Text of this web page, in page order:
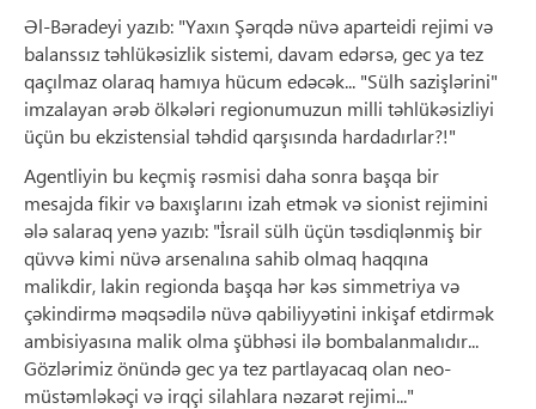
Əl-Bəradeyi yazıb: "Yaxın Şərqdə nüvə aparteidi rejimi və
balanssız təhlükəsizlik sistemi, davam edərsə, gec ya tez
qaçılmaz olaraq hamıya hücum edəcək... "Sülh sazişlərini"
imzalayan ərəb ölkələri regionumuzun milli təhlükəsizliyi
üçün bu ekzistensial təhdid qarşısında hardadırlar?!"
Agentliyin bu keçmiş rəsmisi daha sonra başqa bir
mesajda fikir və baxışlarını izah etmək və sionist rejimini
ələ salaraq yenə yazıb: "İsrail sülh üçün təsdiqlənmiş bir
qüvvə kimi nüvə arsenalına sahib olmaq haqqına
malikdir, lakin regionda başqa hər kəs simmetriya və
çəkindirmə məqsədilə nüvə qabiliyyətini inkişaf etdirmək
ambisiyasına malik olma şübhəsi ilə bombalanmalıdır...
Gözlərimiz önündə gec ya tez partlayacaq olan neo-
müstəmləkəçi və irqçi silahlara nəzarət rejimi..."